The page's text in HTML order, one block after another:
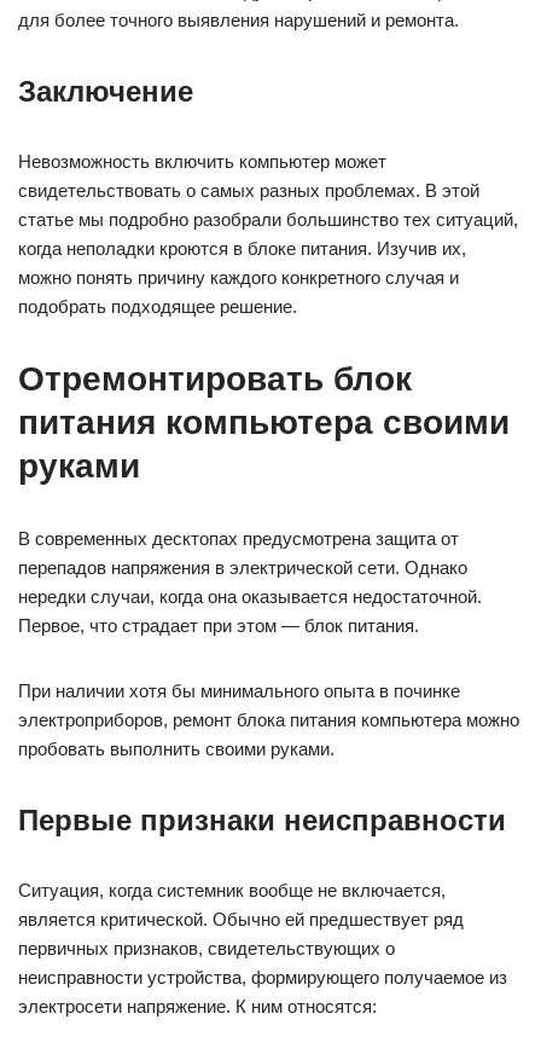
для более точного выявления нарушений и ремонта.
Заключение
Невозможность включить компьютер может
свидетельствовать о самых разных проблемах. В этой
статье мы подробно разобрали большинство тех ситуаций,
когда неполадки кроются в блоке питания. Изучив их,
можно понять причину каждого конкретного случая и
подобрать подходящее решение.
Отремонтировать блок
питания компьютера своими
руками
В современных десктопах предусмотрена защита от
перепадов напряжения в электрической сети. Однако
нередки случаи, когда она оказывается недостаточной.
Первое, что страдает при этом — блок питания.
При наличии хотя бы минимального опыта в починке
электроприборов, ремонт блока питания компьютера можно
пробовать выполнить своими руками.
Первые признаки неисправности
Ситуация, когда системник вообще не включается,
является критической. Обычно ей предшествует ряд
первичных признаков, свидетельствующих о
неисправности устройства, формирующего получаемое из
электросети напряжение. К ним относятся: